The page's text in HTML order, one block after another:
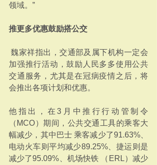
领域。”
推更多优惠鼓励搭公交
魏家祥指出，交通部及属下机构一定会
加强推行活动，鼓励人民多多使用公共
交通服务，尤其是在冠病疫情之后，将
会推出各项计划和优惠。
他指出，在3月中推行行动管制令
（MCO）期间，公共交通工具的乘客大
幅减少，其中巴士 乘客减少了91.63%、
电动火车则平均减少89.25%、捷运则是
减少了95.09%、机场快铁 （ERL）减少